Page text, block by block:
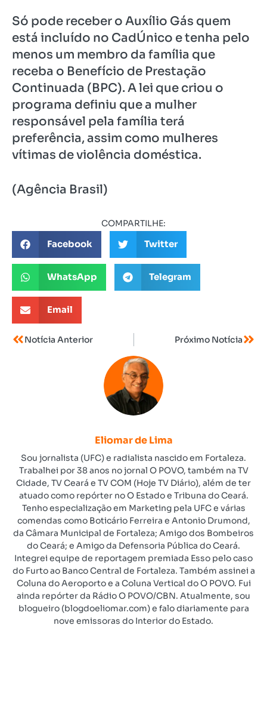
Só pode receber o Auxílio Gás quem
está incluído no CadÚnico e tenha pelo
menos um membro da família que
receba o Benefício de Prestação
Continuada (BPC). A lei que criou o
programa definiu que a mulher
responsável pela família terá
preferência, assim como mulheres
vítimas de violência doméstica.
(Agência Brasil)
COMPARTILHE:
Facebook Twitter
WhatsApp Telegram
Email
Notícia Anterior Próximo Notícia
Eliomar de Lima
Sou jornalista (UFC) e radialista nascido em Fortaleza.
Trabalhei por 38 anos no jornal O POVO, também na TV
Cidade, TV Ceará e TV COM (Hoje TV Diário), além de ter
atuado como repórter no O Estado e Tribuna do Ceará.
Tenho especialização em Marketing pela UFC e várias
comendas como Boticário Ferreira e Antonio Drumond,
da Câmara Municipal de Fortaleza; Amigo dos Bombeiros
do Ceará; e Amigo da Defensoria Pública do Ceará.
Integrei equipe de reportagem premiada Esso pelo caso
do Furto ao Banco Central de Fortaleza. Também assinei a
Coluna do Aeroporto e a Coluna Vertical do O POVO. Fui
ainda repórter da Rádio O POVO/CBN. Atualmente, sou
blogueiro (blogdoeliomar.com) e falo diariamente para
nove emissoras do Interior do Estado.